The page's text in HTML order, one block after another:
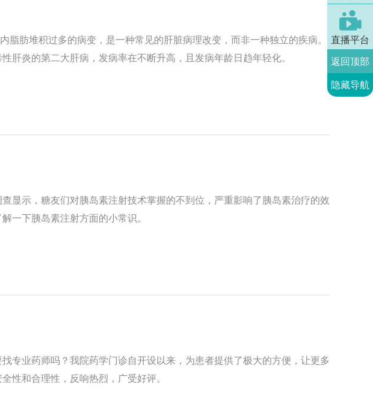

直播平台
返回顶部
隐藏导航
脂肪堆积过多的病变，是一种常见的肝脏病理改变，而非一种独立的疾病。
肝炎的第二大肝病，发病率在不断升高，且发病年龄日趋年轻化。
显示，糖友们对胰岛素注射技术掌握的不到位，严重影响了胰岛素治疗的效
一下胰岛素注射方面的小常识。
专业药师吗？我院药学门诊自开设以来，为患者提供了极大的方便，让更多
性和合理性，反响热烈，广受好评。